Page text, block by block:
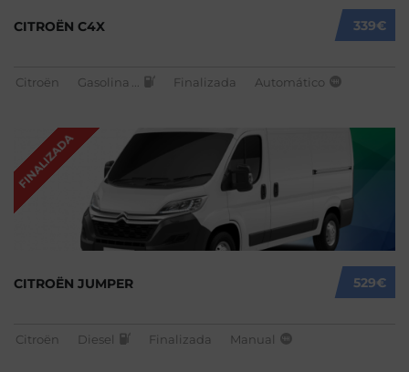
339€
CITROËN C4X
Citroën Gasolina Finalizada Automático
FINALIZADA
529€
CITROËN JUMPER
Citroën Diesel Finalizada Manual